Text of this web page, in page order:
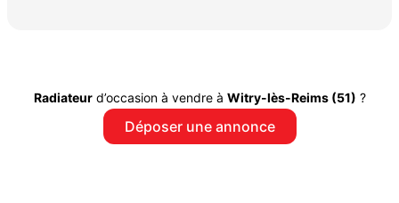
Radiateurd’occasion à vendre à Witry-lès-Reims (51) ?
Déposer une annonce